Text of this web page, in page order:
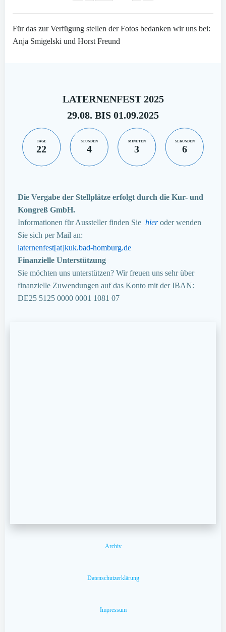
Für das zur Verfügung stellen der Fotos bedanken wir uns bei:
Anja Smigelski und Horst Freund
LATERNENFEST 2025
29.08. BIS 01.09.2025
TAGE
22
STUNDEN
4
MINUTEN
3
SEKUNDEN
5
Die Vergabe der Stellplätze erfolgt durch die Kur- und
Kongreß GmbH.
Informationen für Aussteller finden Sie hieroder wenden
Sie sich per Mail an:
laternenfest[at]kuk.bad-homburg.de
Finanzielle Unterstützung
Sie möchten uns unterstützen? Wir freuen uns sehr über
finanzielle Zuwendungen auf das Konto mit der IBAN:
DE25 5125 0000 0001 1081 07
Archiv
Datenschutzerklärung
Impressum